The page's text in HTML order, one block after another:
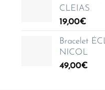
CLEIAS
19,00€
Bracelet
NICOL
49,00€